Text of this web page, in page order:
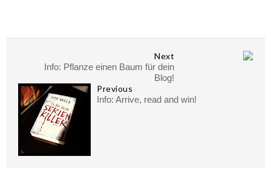
Next
Info: Pflanze einen Baum für dein
Blog!
Previous
Info: Arrive, read and win!